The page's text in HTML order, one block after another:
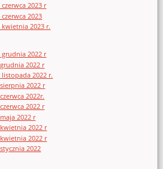
2023 r
2023
2023 r.
grudnia 2022 r
2022 r
2022 r.
2022 r
2022r.
2022 r
2022 r
2022 r
2022 r
2022